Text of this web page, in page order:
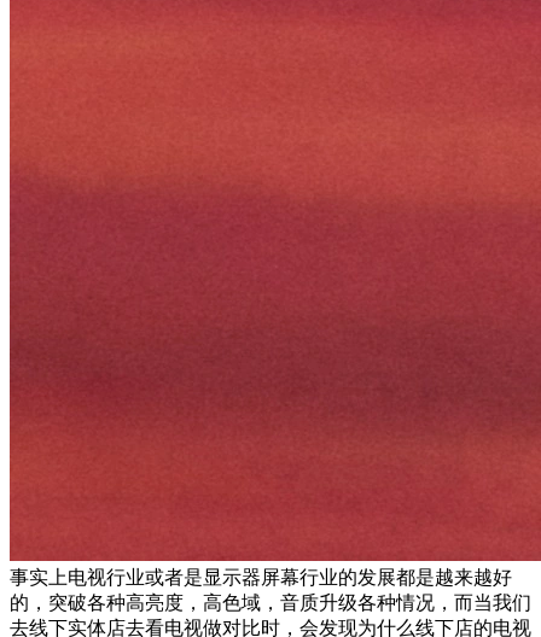
事实上电视行业或者是显示器屏幕行业的发展都是越来越好
的，突破各种高亮度，高色域，音质升级各种情况，而当我们
去线下实体店去看电视做对比时，会发现为什么线下店的电视